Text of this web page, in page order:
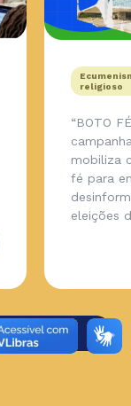
religioso
“BOTO
mobiliza
fé para
eleições